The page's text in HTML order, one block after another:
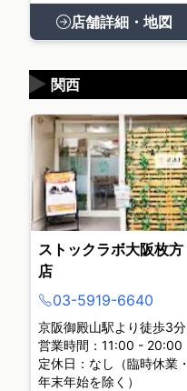
店舗詳細・地図
関西
▶
ストックラボ大阪枚方
店
03-5919-6640
京阪御殿山駅より徒歩3分
営業時間：11:00 - 20:00
定休日：なし（臨時休業・
年末年始を除く）